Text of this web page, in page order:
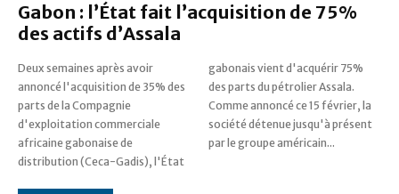
Gabon : l’État fait l’acquisition de 75%
des actifs d’Assala
Deux semaines après avoir
annoncé l'acquisition de 35% des
parts de la Compagnie
d'exploitation commerciale
africaine gabonaise de
distribution (Ceca-Gadis), l'État
gabonais vient d'acquérir 75%
des parts du pétrolier Assala.
Comme annoncé ce 15 février, la
société détenue jusqu'à présent
par le groupe américain...